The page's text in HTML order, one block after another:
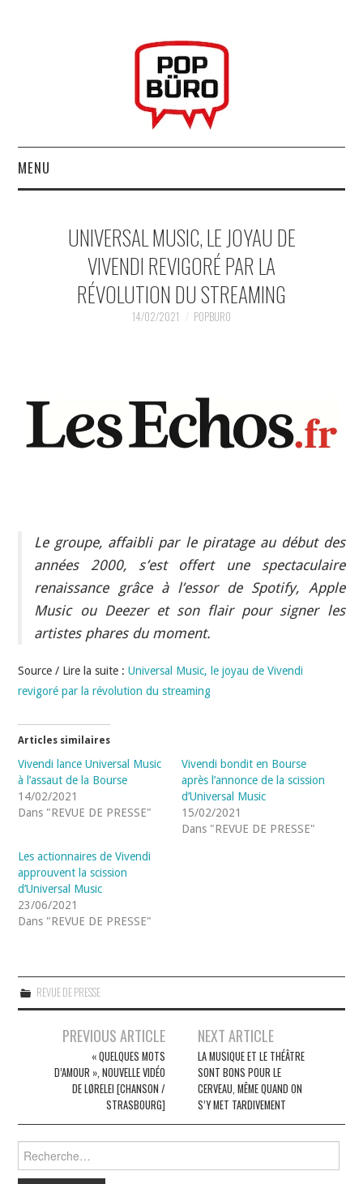
MENU
MUSIQUESACTUELLES.NET
GABBA GABBA HEY !
DOKO
UNIVERSAL MUSIC, LE JOYAU DE
VIVENDI REVIGORÉ PAR LA
RÉVOLUTION DU STREAMING
14/02/2021 POPBURO
Le groupe, affaibli par le piratage au début des
années 2000, s’est offert une spectaculaire
renaissance grâce à l’essor de Spotify, Apple
Music ou Deezer et son flair pour signer les
artistes phares du moment.
Source / Lire la suite :Universal Music, le joyau de Vivendi
revigoré par la révolution du streaming
Articles similaires
Vivendi lance Universal Music
à l’assaut de la Bourse
14/02/2021
Dans "REVUE DE PRESSE"
Vivendi bondit en Bourse
après l’annonce de la scission
d’Universal Music
15/02/2021
Dans "REVUE DE PRESSE"
Les actionnaires de Vivendi
approuvent la scission
d’Universal Music
23/06/2021
Dans "REVUE DE PRESSE"
REVUE DE PRESSE
Navigation
articles
PREVIOUS ARTICLE
« QUELQUES MOTS
D’AMOUR », NOUVELLE VIDÉO
DE LØRELEI [CHANSON /
STRASBOURG]
NEXT ARTICLE
LA MUSIQUE ET LE THÉÂTRE
SONT BONS POUR LE
CERVEAU, MÊME QUAND ON
S’Y MET TARDIVEMENT